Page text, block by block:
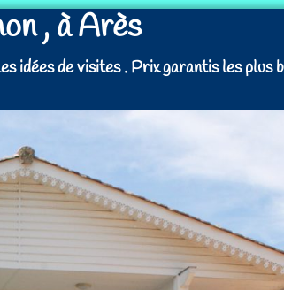
, à Arès
idées de visites . Prix garantis les plus